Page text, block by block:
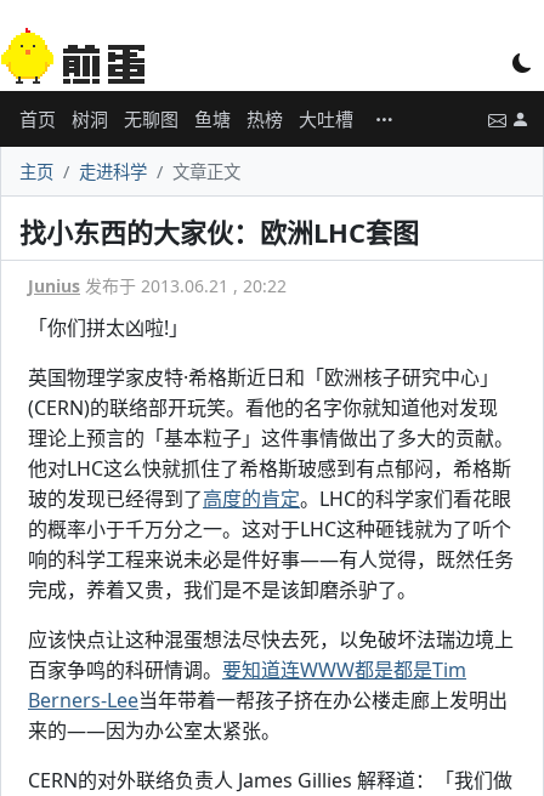
首页 树洞 无聊图 鱼塘 热榜 大吐槽
主页 走进科学 文章正文
找小东西的大家伙：欧洲LHC套图
Junius 发布于 2013.06.21 , 20:22
「你们拼太凶啦!」
英国物理学家皮特·希格斯近日和「欧洲核子研究中心」
(CERN)的联络部开玩笑。看他的名字你就知道他对发现
理论上预言的「基本粒子」这件事情做出了多大的贡献。
他对LHC这么快就抓住了希格斯玻感到有点郁闷，希格斯
玻的发现已经得到了高度的肯定。LHC的科学家们看花眼
的概率小于千万分之一。这对于LHC这种砸钱就为了听个
响的科学工程来说未必是件好事——有人觉得，既然任务
完成，养着又贵，我们是不是该卸磨杀驴了。
应该快点让这种混蛋想法尽快去死，以免破坏法瑞边境上
百家争鸣的科研情调。 要知道连WWW都是都是Tim
Berners-Lee当年带着一帮孩子挤在办公楼走廊上发明出
来的——因为办公室太紧张。
CERN的对外联络负责人 James Gillies 解释道：「我们做